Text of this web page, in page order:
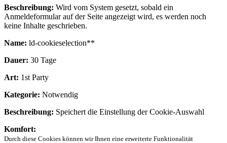
Beschreibung: Wird vom System gesetzt, sobald ein
Anmeldeformular auf der Seite angezeigt wird, es werden noch
keine Inhalte geschrieben.
Name: ld-cookieselection**
Dauer: 30 Tage
Art: 1st Party
Kategorie: Notwendig
Beschreibung: Speichert die Einstellung der Cookie-Auswahl
Komfort:
Durch diese Cookies können wir Ihnen eine erweiterte Funktionalität